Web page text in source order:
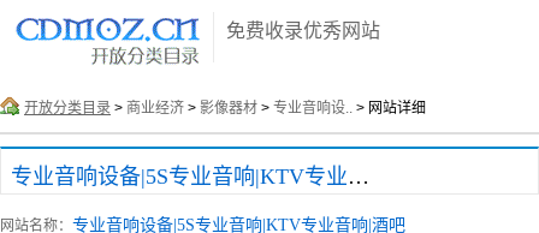
免费收录优秀网站
开放分类目录 > 商业经济 > 影像器材 > 专业音响设.. > 网站详细
专业音响设备|5S专业音响|KTV专业音响|酒吧
网站名称： 专业音响设备|5S专业音响|KTV专业音响|酒吧